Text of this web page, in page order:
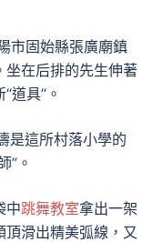
市固始縣張廣廟鎮
坐在后排的先生伸著
道具”。
是這所村落小學的
”。
中跳舞教室拿出一架
滑出精美弧線，又